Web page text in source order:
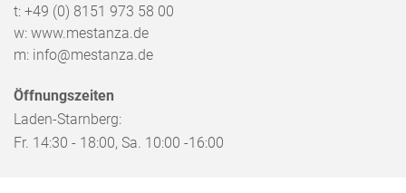
t: +49 (0) 8151 973 58 00
w: www.mestanza.de
m: info@mestanza.de
Öffnungszeiten
Laden-Starnberg:
Fr. 14:30 - 18:00, Sa. 10:00 -16:00